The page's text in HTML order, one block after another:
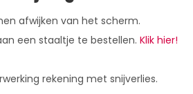
afwijken van het scherm.
een staaltje te bestellen. Klik hier!
rekening met snijverlies.